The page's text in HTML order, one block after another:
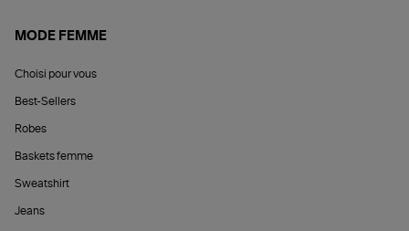
MODE FEMME
Choisi pour vous
Best-Sellers
Robes
Baskets femme
Sweatshirt
Jeans